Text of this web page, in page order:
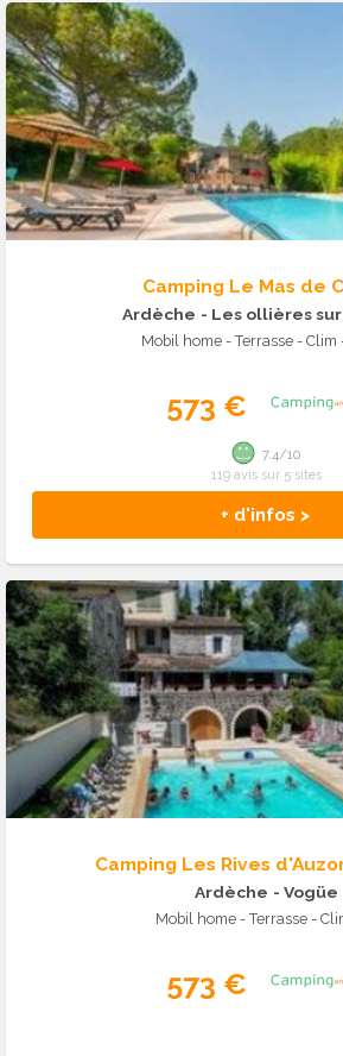
Camping Le Mas de
Ardèche - Les ollières
Mobil home - Terrasse - Clim
573 €
+ d'infos >
7.4/10
119 avis sur 5 sites
Camping Les Rives
Ardèche - Vogüe
Mobil home - Terrasse -
573 €